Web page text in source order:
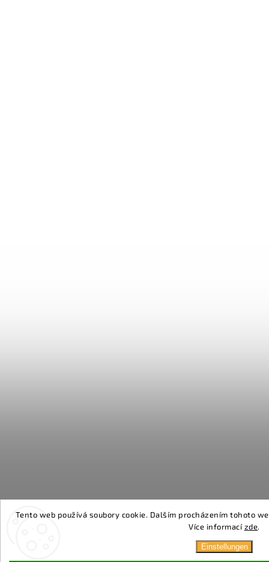
Tento web používá soubory cookie. Dalším procházením tohoto
Více informacízde.
Einstellungen